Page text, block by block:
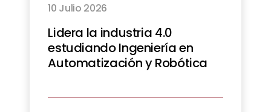
10 Julio 2026
Lidera la industria 4.0
estudiando Ingeniería en
Automatización y Robótica